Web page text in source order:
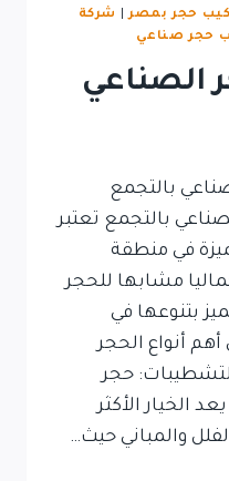
حجر بمصر|
شركة
حجر صناعي
الصناعي
بالتجمع
بالتجمع تعتبر
في منطقة
مشابها للحجر
بتنوعها في
أهم أنواع الحجر
حجر
الخيار الأكثر
والمباني حيث…